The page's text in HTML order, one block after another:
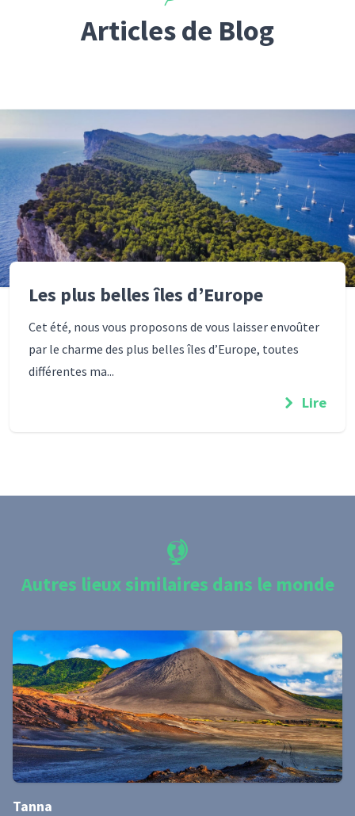
Articles de Blog
Les plus belles îles d’Europe
Cet été, nous vous proposons de vous laisser envoûter
par le charme des plus belles îles d’Europe, toutes
différentes ma...
Lire
Autres lieux similaires dans le monde
Tanna